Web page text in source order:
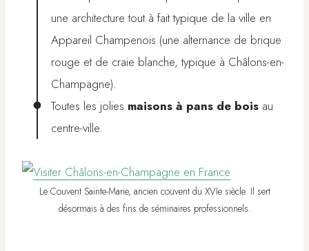
une architecture tout à fait typique de la ville en
Appareil Champenois (une alternance de brique
rouge et de craie blanche, typique à Châlons-en-
Champagne).
Toutes les jolies maisons à pans de bois au
centre-ville.
Le Couvent Sainte-Marie, ancien couvent du XVIe siècle. Il sert
désormais à des fins de séminaires professionnels.